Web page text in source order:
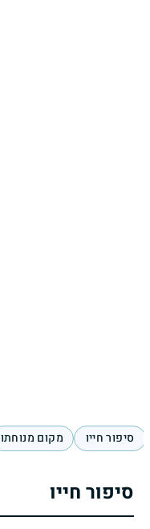
סיפור חייו מקום מנוחתו
סיפור חייו